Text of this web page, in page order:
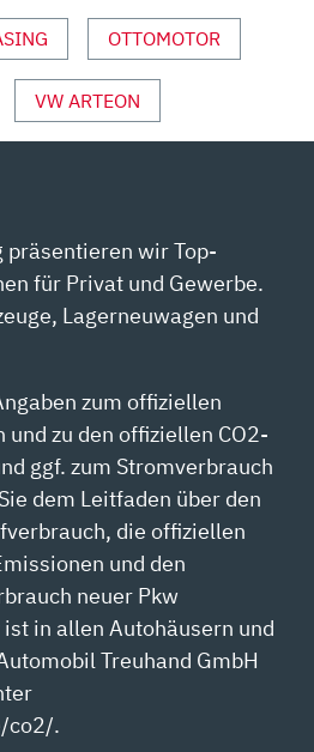
OTTOMOTOR
VW ARTEON
präsentieren wir Top-
für Privat und Gewerbe.
Lagerneuwagen und
zum offiziellen
zu den offiziellen CO2-
ggf. zum Stromverbrauch
dem Leitfaden über den
die offiziellen
und den
neuer Pkw
in allen Autohäusern und
Treuhand GmbH
co2/.